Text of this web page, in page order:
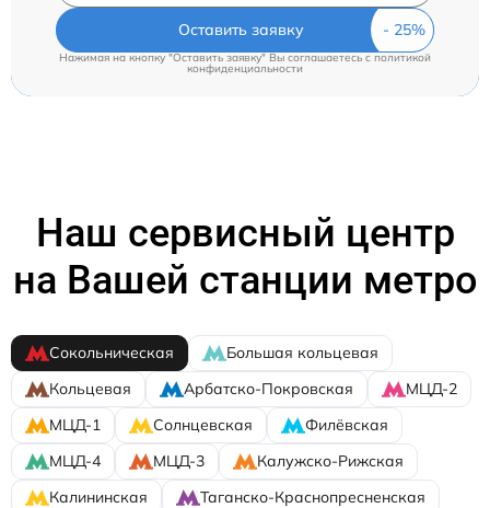
Оставить заявку
Нажимая на кнопку "Оставить заявку" Вы соглашаетесь cполитикой
конфиденциальности
Наш сервисный центр
на Вашей станции метро
Сокольническая
Большая кольцевая
Кольцевая
Арбатско-Покровская
МЦД-2
МЦД-1
Солнцевская
Филёвская
МЦД-4
МЦД-3
Калужско-Рижская
Калининская
Таганско-Краснопресненская